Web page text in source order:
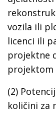
vozila ili
licenci ili
projektne
projektom
(2)
količini za